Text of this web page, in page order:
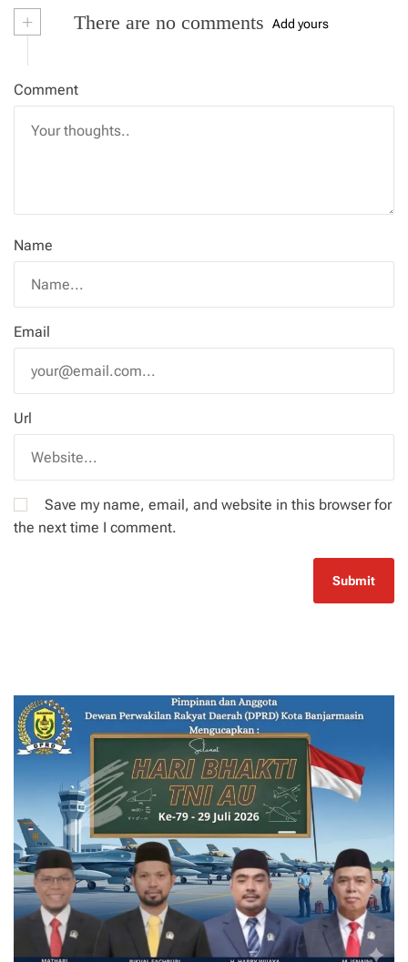
+ There are no comments Add yours
Comment
Name
Email
Url
Save my name, email, and website in this browser for
the next time I comment.